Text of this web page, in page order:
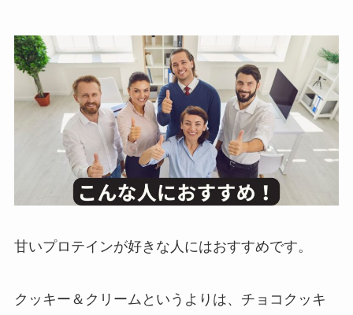
甘いプロテインが好きな人にはおすすめです。
クッキー＆クリームというよりは、チョコクッキ